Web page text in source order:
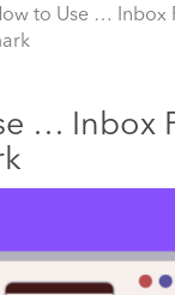
to Use … Inbox
… Inbox